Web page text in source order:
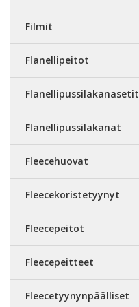
Filmit
Flanellipeitot
Flanellipussilakanasetit
Flanellipussilakanat
Fleecehuovat
Fleecekoristetyynyt
Fleecepeitot
Fleecepeitteet
Fleecetyynynpäälliset